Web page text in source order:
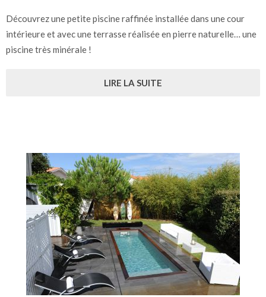
Découvrez une petite piscine raffinée installée dans une cour
intérieure et avec une terrasse réalisée en pierre naturelle… une
piscine très minérale !
LIRE LA SUITE